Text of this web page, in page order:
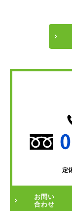
定
お問い
合わせ